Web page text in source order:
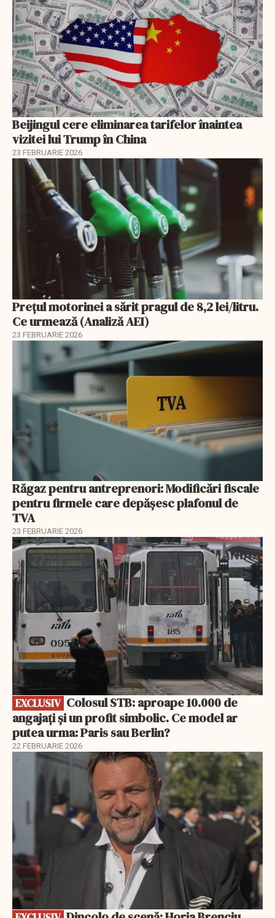
Beijingul cere eliminarea tarifelor înaintea
vizitei lui Trump în China
23 FEBRUARIE 2026
Prețul motorinei a sărit pragul de 8,2 lei/litru.
Ce urmează (Analiză AEI)
23 FEBRUARIE 2026
Răgaz pentru antreprenori: Modificări fiscale
pentru firmele care depășesc plafonul de
TVA
23 FEBRUARIE 2026
EXCLUSIV
EXCLUSIV
angajați și un profit simbolic. Ce model ar
putea urma: Paris sau Berlin?
22 FEBRUARIE 2026
EXCLUSIV